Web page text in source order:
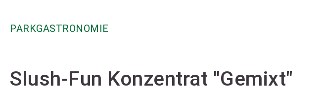
PARKGASTRONOMIE
Slush-Fun Konzentrat "Gemixt"